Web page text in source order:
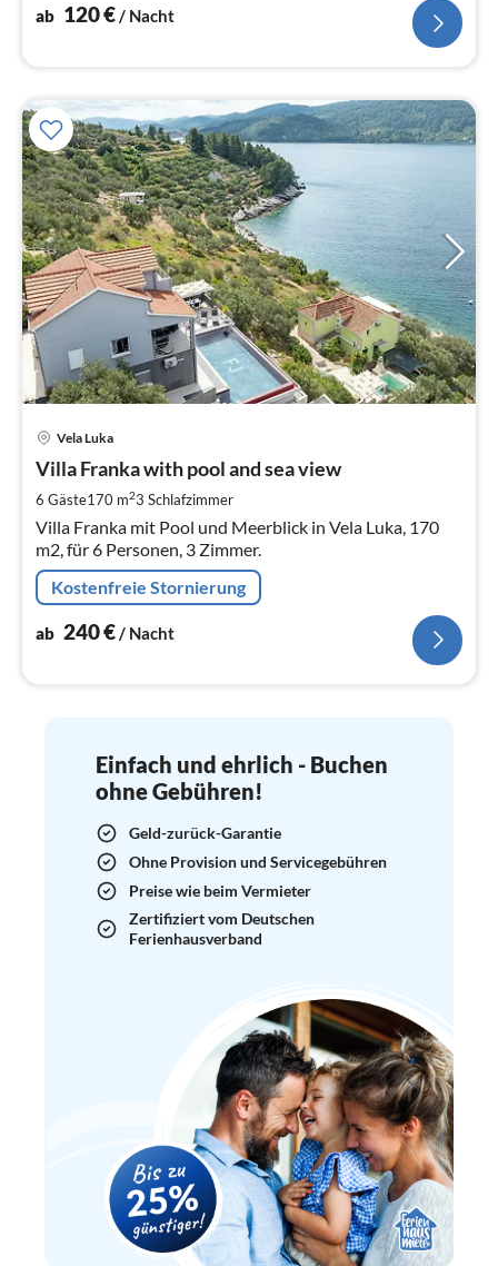
ab 120€/ Nacht
Vela Luka
Villa Franka with pool and sea view
6 Gäste170 m23 Schlafzimmer
Villa Franka mit Pool und Meerblick in Vela Luka, 170
m2, für 6 Personen, 3 Zimmer.
Kostenfreie Stornierung
ab 240€/ Nacht
Einfach und ehrlich - Buchen
ohne Gebühren!
Geld-zurück-Garantie
Ohne Provision und Servicegebühren
Preise wie beim Vermieter
Zertifiziert vom Deutschen
Ferienhausverband